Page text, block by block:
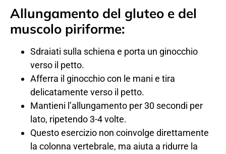
Allungamento del gluteo e del
muscolo piriforme:
Sdraiati sulla schiena e porta un ginocchio
verso il petto.
Afferra il ginocchio con le mani e tira
delicatamente verso il petto.
Mantieni l’allungamento per 30 secondi per
lato, ripetendo 3-4 volte.
Questo esercizio non coinvolge direttamente
la colonna vertebrale, ma aiuta a ridurre la